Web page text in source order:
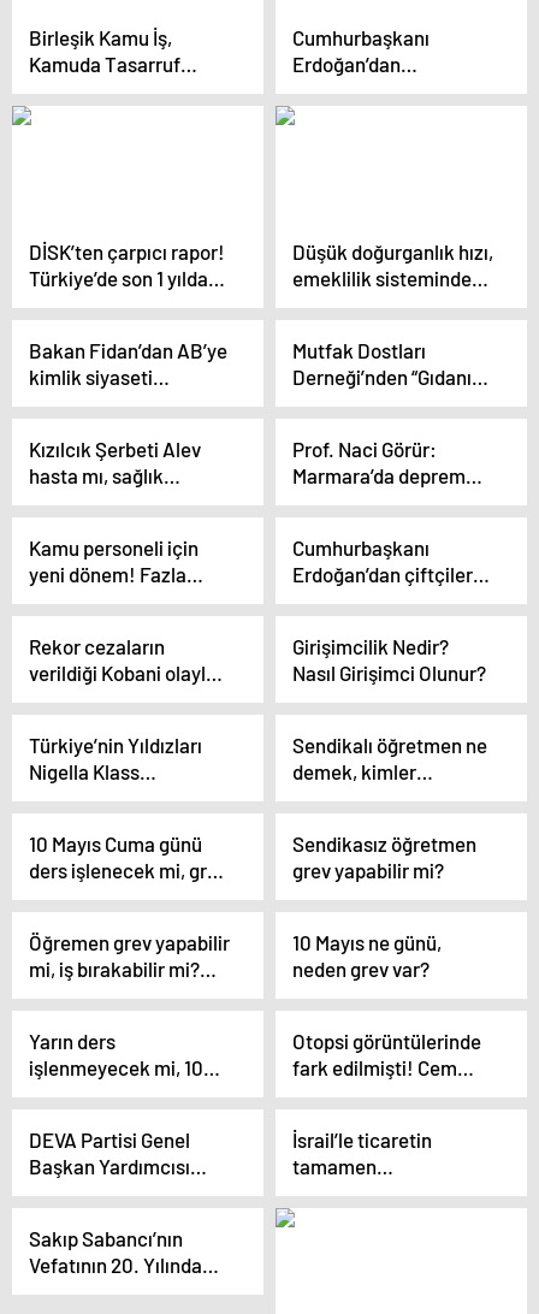
Birleşik Kamu İş,
Kamuda Tasarruf
Tedbirleri Genelgesi’ne
dava açtı: Memurların
Cumhurbaşkanı
Erdoğan’dan
İmamoğlu’na “Roma
turu” tepkisi
DİSK’ten çarpıcı rapor!
Türkiye’de son 1 yılda
190 bin kişi daha
Düşük doğurganlık hızı,
emeklilik sisteminde
yükü artıracak
Bakan Fidan’dan AB’ye
kimlik siyaseti
eleştirisi: Tarihsel
vazgeçmeyiz
Mutfak Dostları
Derneği’nden “Gıdanın
Geleceği: Dönüşüm;
Evrensel İşbirliğine”
Semineri
Kızılcık Şerbeti Alev
hasta mı, sağlık
durumu ne?
Prof. Naci Görür:
Marmara’da deprem
olursa Türkiye diz üstü
Kamu personeli için
yeni dönem! Fazla
mesai ücreti yok,
denkleştirme
yapılacak
Cumhurbaşkanı
Erdoğan’dan çiftçilere
müjde üstüne müjde!
Rekor cezaların
verildiği Kobani olayları
nasıl başladı?
Girişimcilik Nedir?
Nasıl Girişimci Olunur?
Türkiye’nin Yıldızları
Nigella Klass
Ödülleri’nde Buluştu
Sendikalı öğretmen ne
demek, kimler
sendikalı öğretmendir?
10 Mayıs Cuma günü
ders işlenecek mi, grev
var mı? Bugün (Cuma)
tatil mi?
Sendikasız öğretmen
grev yapabilir mi?
Öğremen grev yapabilir
mi, iş bırakabilir mi?
Hangi öğretmenler
10 Mayıs ne günü,
neden grev var?
Yarın ders
işlenmeyecek mi, 10
Mayıs Cuma yoklama
Otopsi görüntülerinde
fark edilmişti! Cem
Garipoğlu’nun
morarmaların nedeni
ortaya çıktı
DEVA Partisi Genel
Başkan Yardımcısı
Ekmen: TPAO işçisi
alamıyor
İsrail’le ticaretin
tamamen
durdurulmasının
ardından Erdoğan’dan
Sakıp Sabancı’nın
Vefatının 20. Yılında
Anma Töreni